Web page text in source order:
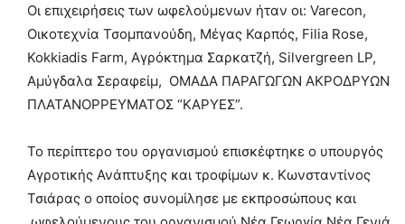
Οι επιχειρήσεις των ωφελούμενων ήταν οι: Varecon,
Οικοτεχνία Τσομπανούδη, Μέγας Καρπός, Filia Rose,
Kokkiadis Farm, Αγρόκτημα Σαρκατζή, Silvergreen LP,
Αμύγδαλα Σεραφείμ, ΟΜΑΔΑ ΠΑΡΑΓΩΓΩΝ ΑΚΡΟΔΡΥΩΝ
ΠΛΑΤΑΝΟΡΡΕΥΜΑΤΟΣ “ΚΑΡΥΕΣ”.
Το περίπτερο του οργανισμού επισκέφτηκε ο υπουργός
Αγροτικής Ανάπτυξης και τροφίμων κ. Κωνσταντίνος
Τσιάρας ο οποίος συνομίλησε με εκπροσώπους και